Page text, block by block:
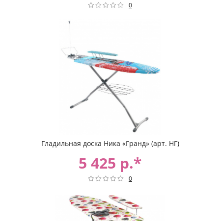
0
Гладильная доска Ника «Гранд» (арт. НГ)
5 425 р.*
0